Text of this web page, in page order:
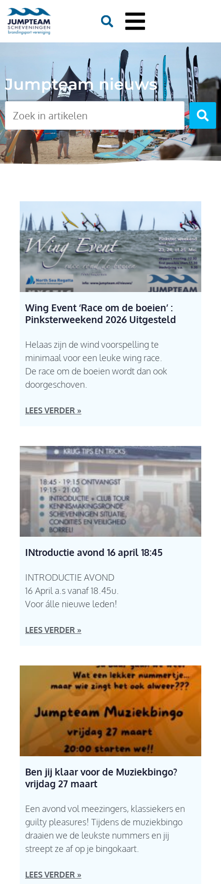
Jumpteam nieuws
Wing Event ‘Race om de boeien’ :
Pinksterweekend 2026 Uitgesteld
Helaas zijn de wind voorspelling te
minimaal voor een leuke wing race.
De race om de boeien wordt dan ook
doorgeschoven.
LEES VERDER »
INtroductie avond 16 april 18:45
INTRODUCTIE AVOND
16 April a.s vanaf 18.45u.
Voor álle nieuwe leden!
LEES VERDER »
Ben jij klaar voor de Muziekbingo?
vrijdag 27 maart
Een avond vol meezingers, klassiekers en
guilty pleasures! Tijdens de muziekbingo
draaien we de leukste nummers en jij
streept ze af op je bingokaart.
LEES VERDER »